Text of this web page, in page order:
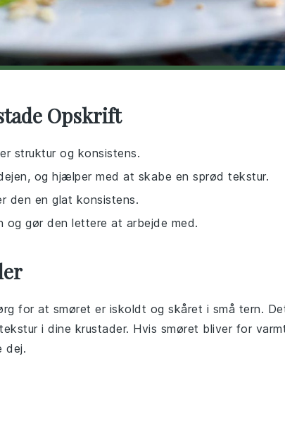
Opskrift
struktur og konsistens.
og hjælper med at skabe en sprød tekstur.
den en glat konsistens.
og gør den lettere at arbejde med.
for at smøret er iskoldt og skåret i små tern.
i dine krustader. Hvis smøret bliver for
dej.